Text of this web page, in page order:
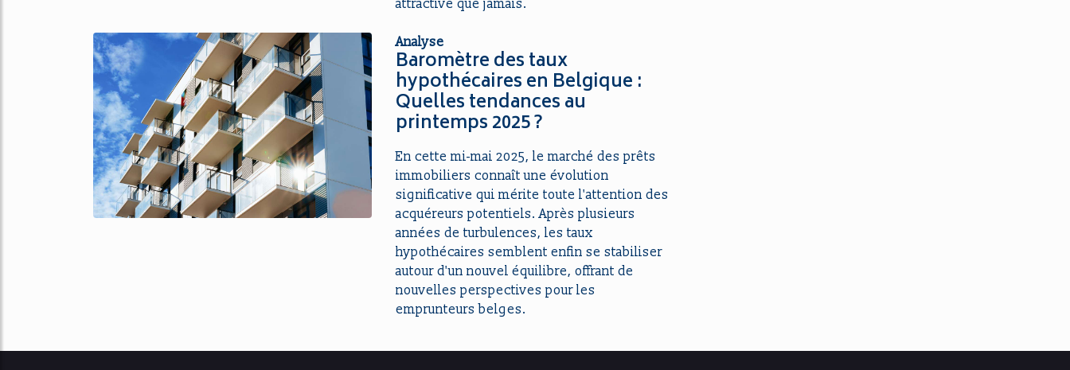
attractive que jamais.
Analyse
Baromètre des taux
hypothécaires en Belgique :
Quelles tendances au
printemps 2025 ?
En cette mi-mai 2025, le marché des prêts
immobiliers connaît une évolution
significative qui mérite toute l'attention des
acquéreurs potentiels. Après plusieurs
années de turbulences, les taux
hypothécaires semblent enfin se stabiliser
autour d'un nouvel équilibre, offrant de
nouvelles perspectives pour les
emprunteurs belges.